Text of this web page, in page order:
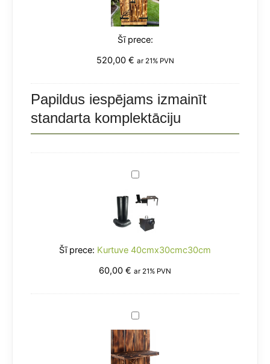
L
1.5
cm
-
3
līmeņi
520,00 € ar 21% PVN
Papildus iespējams izmainīt
standarta komplektāciju
Kurtuve
Kurtuve 40cmx30cmc30cm
60,00 € ar 21% PVN
Sāna
Plaukts